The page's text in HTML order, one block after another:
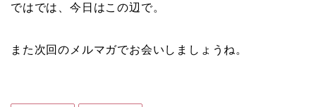
ではでは、今日はこの辺で。
また次回のメルマガでお会いしましょうね。